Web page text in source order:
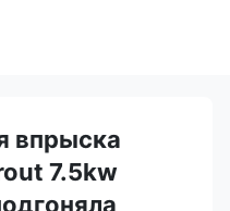
впрыска
7.5kw